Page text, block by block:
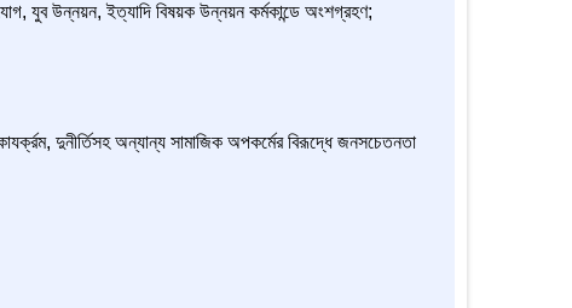
যুব উন্নয়ন, ইত্যাদি বিষয়ক উন্নয়ন কর্মকান্ডে অংশগ্রহণ;
দুনীর্তিসহ অন্যান্য সামাজিক অপকর্মের বিরূদ্ধে জনসচেতনতা